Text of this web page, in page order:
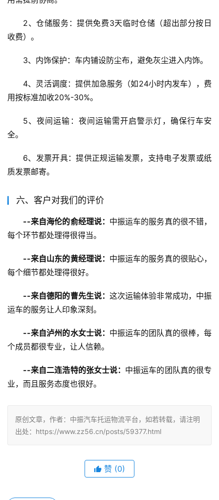
2、仓储服务：提供免费3天临时仓储（超出部分按日
收费）。
3、内饰保护：车内铺设防尘布，避免灰尘进入内饰。
4、灵活调度：提供加急服务（如24小时内发车），费
用按标准加收20%-30%。
5、夜间运输：夜间运输需开启警示灯，确保行车安
全。
6、发票开具：提供正规运输发票，支持电子发票或纸
质发票邮寄。
六、客户对我们的评价
--来自海伦的俞经理说： 中振运车的服务真的很不错，
每个环节都处理得很得当。
--来自山东的黄经理说： 中振运车的服务真的很贴心，
每个细节都处理得很好。
--来自德阳的曹先生说： 这次运输体验非常成功，中振
运车的服务让人印象深刻。
--来自泸州的水女士说： 中振运车的团队真的很棒，每
个成员都很专业，让人信赖。
--来自二连浩特的张女士说： 中振运车的团队真的很专
业，而且服务态度也很好。
原创文章，作者：中振汽车托运物流平台，如若转载，请注明
出处：https://www.zz56.cn/posts/59377.html
赞 (0)